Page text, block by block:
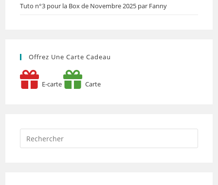
Tuto n°3 pour la Box de Novembre 2025 par Fanny
Offrez Une Carte Cadeau
E-carte Carte